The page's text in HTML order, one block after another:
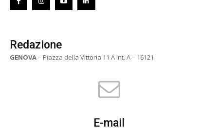
Redazione
GENOVA– Piazza della Vittoria 11 A Int. A – 16121
E-mail